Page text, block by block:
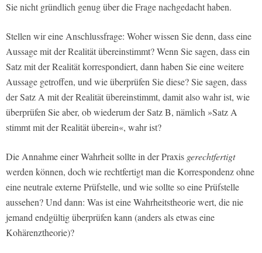
Sie nicht gründlich genug über die Frage nachgedacht haben.
Stellen wir eine Anschlussfrage: Woher wissen Sie denn, dass eine
Aussage mit der Realität übereinstimmt? Wenn Sie sagen, dass ein
Satz mit der Realität korrespondiert, dann haben Sie eine weitere
Aussage getroffen, und wie überprüfen Sie diese? Sie sagen, dass
der Satz A mit der Realität übereinstimmt, damit also wahr ist, wie
überprüfen Sie aber, ob wiederum der Satz B, nämlich »Satz A
stimmt mit der Realität überein«, wahr ist?
Die Annahme einer Wahrheit sollte in der Praxis gerechtfertigt
werden können, doch wie rechtfertigt man die Korrespondenz ohne
eine neutrale externe Prüfstelle, und wie sollte so eine Prüfstelle
aussehen? Und dann: Was ist eine Wahrheitstheorie wert, die nie
jemand endgültig überprüfen kann (anders als etwas eine
Kohärenztheorie)?